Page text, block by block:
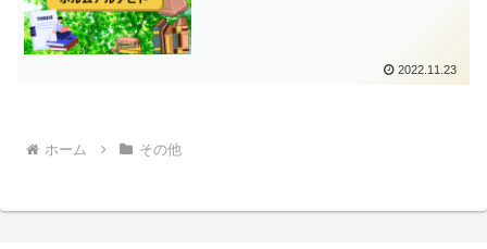
2022.11.23
ホーム その他